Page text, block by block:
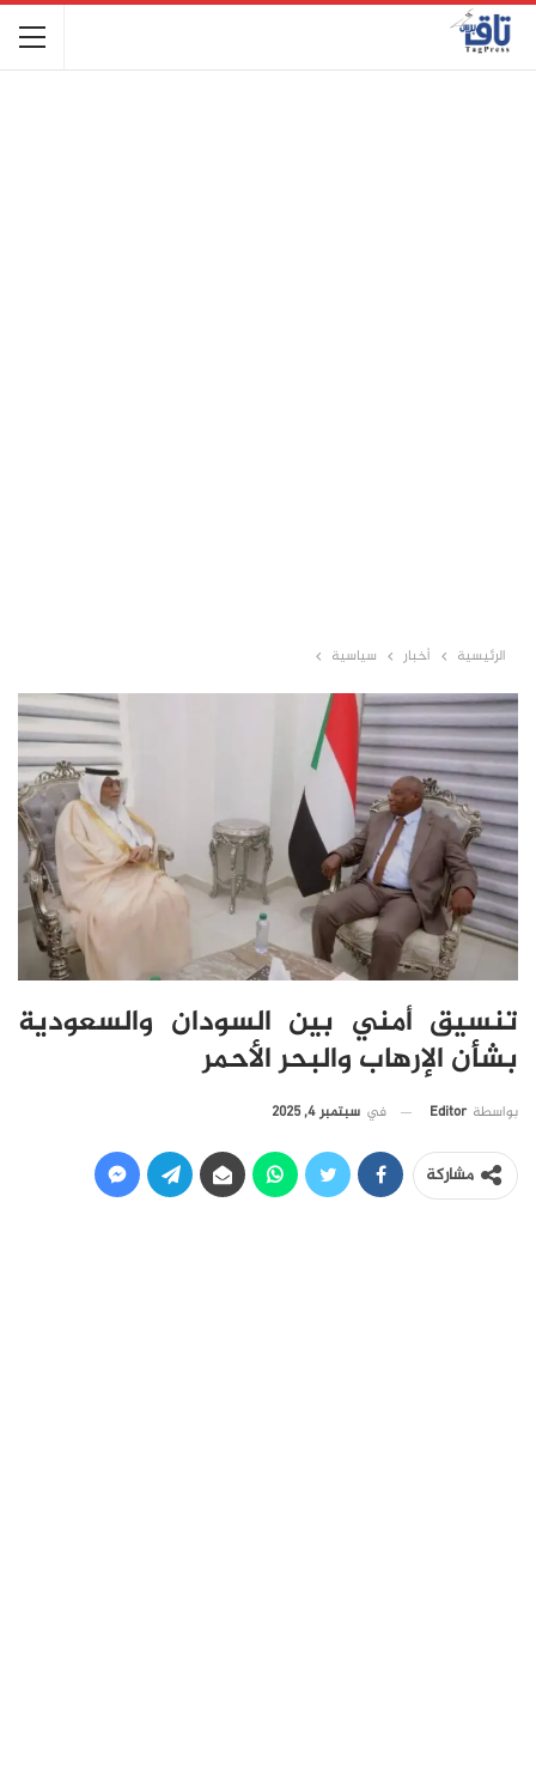
الرئيسية أخبار سياسية
تنسيق أمني بين السودان والسعودية
بشأن الإرهاب والبحر الأحمر
بواسطة Editor في سبتمبر 4, 2025
مشاركة